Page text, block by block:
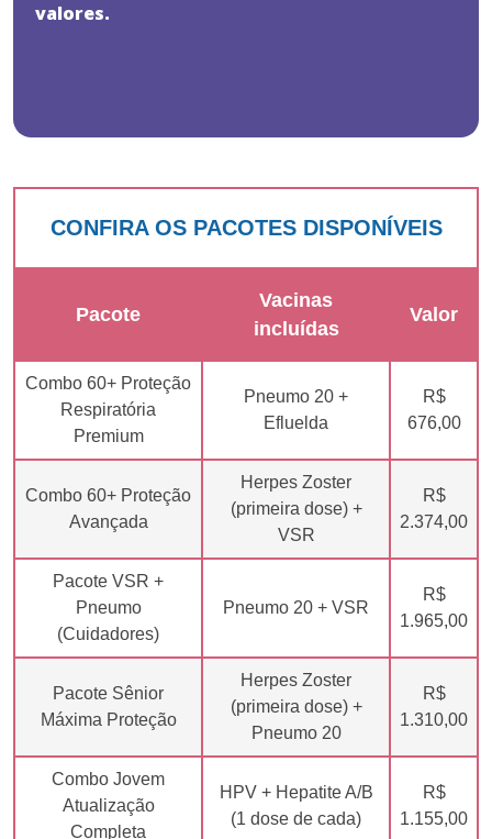
valores.
CONFIRA OS PACOTES DISPONÍVEIS
Pacote
Vacinas
incluídas
Valor
Combo 60+ Proteção
Respiratória
Premium
Pneumo 20 +
Efluelda
R$
676,00
Combo 60+ Proteção
Avançada
Herpes Zoster
(primeira dose) +
VSR
R$
2.374,00
Pacote VSR +
Pneumo
(Cuidadores)
Pneumo 20 + VSR
R$
1.965,00
Pacote Sênior
Máxima Proteção
Herpes Zoster
(primeira dose) +
Pneumo 20
R$
1.310,00
Combo Jovem
Atualização
Completa
HPV + Hepatite A/B
(1 dose de cada)
R$
1.155,00